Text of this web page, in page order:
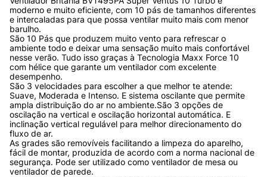
moderno e muito eficiente, com 10 pás de tamanhos diferentes
e intercaladas para que possa ventilar muito mais com menor
barulho.
São 10 Pás que produzem muito vento para refrescar o
ambiente todo e deixar uma sensação muito mais confortável
nesse verão. Tudo isso graças à Tecnologia Maxx Force 10
com hélice que garante um ventilador com excelente
desempenho.
São 3 velocidades para escolher a que melhor te atende:
Suave, Moderada e Intenso. E sistema oscilante que permite
ampla distribuição do ar no ambiente.São 3 opções de
oscilação na vertical e oscilação horizontal automática. E
inclinação vertical regulável para melhor direcionamento do
fluxo de ar.
As grades são removíveis facilitando a limpeza do aparelho,
fácil de montar, produzida de acordo com a norma nacional de
segurança. Pode ser utilizado como ventilador de mesa ou
ventilador de parede.